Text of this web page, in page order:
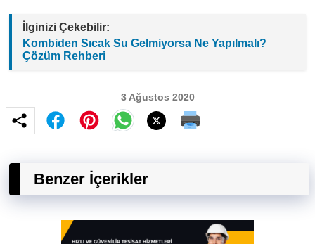
İlginizi Çekebilir:
Kombiden Sıcak Su Gelmiyorsa Ne Yapılmalı?
Çözüm Rehberi
3 Ağustos 2020
Benzer İçerikler